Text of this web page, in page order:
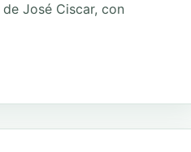
José Ciscar, con